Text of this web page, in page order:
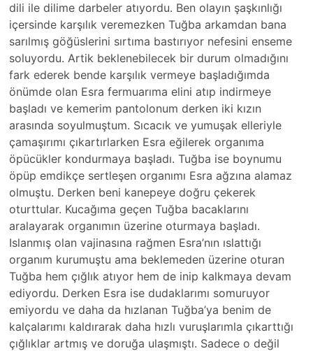
dili ile dilime darbeler atıyordu. Ben olayın şaşkınlığı
içersinde karşılık veremezken Tuğba arkamdan bana
sarılmış göğüslerini sırtıma bastırıyor nefesini enseme
soluyordu. Artik beklenebilecek bir durum olmadığını
fark ederek bende karşılık vermeye başladığımda
önümde olan Esra fermuarıma elini atıp indirmeye
başladı ve kemerim pantolonum derken iki kızın
arasında soyulmuştum. Sıcacık ve yumuşak elleriyle
çamaşırımı çıkartırlarken Esra eğilerek organıma
öpücükler kondurmaya başladı. Tuğba ise boynumu
öpüp emdikçe sertleşen organımı Esra ağzına alamaz
olmuştu. Derken beni kanepeye doğru çekerek
oturttular. Kucağıma geçen Tuğba bacaklarını
aralayarak organımın üzerine oturmaya başladı.
Islanmış olan vajinasına rağmen Esra’nın ıslattığı
organım kurumuştu ama beklemeden üzerine oturan
Tuğba hem çığlık atıyor hem de inip kalkmaya devam
ediyordu. Derken Esra ise dudaklarımı somuruyor
emiyordu ve daha da hızlanan Tuğba’ya benim de
kalçalarımı kaldırarak daha hızlı vuruşlarımla çıkarttığı
çığlıklar artmış ve doruğa ulaşmıştı. Sadece o değil